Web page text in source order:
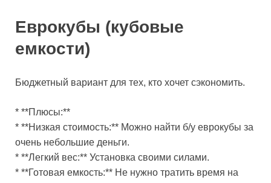
Еврокубы (кубовые
емкости)
Бюджетный вариант для тех, кто хочет сэкономить.
* **Плюсы:**
* **Низкая стоимость:** Можно найти б/у еврокубы за
очень небольшие деньги.
* **Легкий вес:** Установка своими силами.
* **Готовая емкость:** Не нужно тратить время на